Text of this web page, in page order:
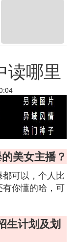
读哪里
美女主播？
可以，个人比
你懂的哈，可
生计划及划